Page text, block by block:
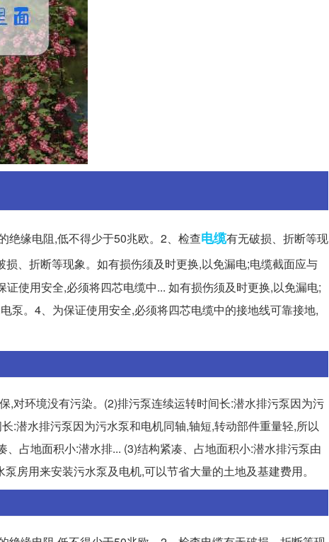
绝缘电阻,低不得少于50兆欧。2、检查电缆有无破损、折断等现
、折断等现象。如有损伤须及时更换,以免漏电;电缆截面应与
使用安全,必须将四芯电缆中... 如有损伤须及时更换,以免漏电;
泵。4、为保证使用安全,必须将四芯电缆中的接地线可靠接地,
,对环境没有污染。(2)排污泵连续运转时间长:潜水排污泵因为污
:潜水排污泵因为污水泵和电机同轴,轴短,转动部件重量轻,所以
占地面积小:潜水排... (3)结构紧凑、占地面积小:潜水排污泵由
房用来安装污水泵及电机,可以节省大量的土地及基建费用。